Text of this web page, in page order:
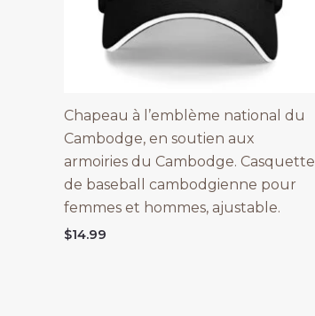
Chapeau à l’emblème national du
Cambodge, en soutien aux
armoiries du Cambodge. Casquette
de baseball cambodgienne pour
femmes et hommes, ajustable.
$14.99